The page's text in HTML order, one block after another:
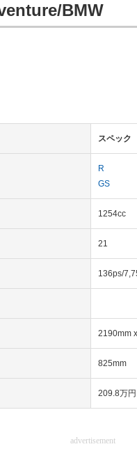
BMW
スペック
R
GS
1254cc
21
136ps/
2190mm
825mm
209.8万
advertisement